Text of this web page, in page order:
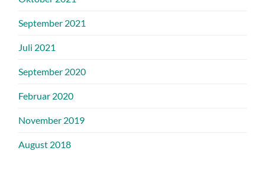
September 2021
Juli 2021
September 2020
Februar 2020
November 2019
August 2018